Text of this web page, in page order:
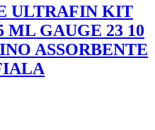
ULTRAFIN KIT
ML GAUGE 23 10
ASSORBENTE